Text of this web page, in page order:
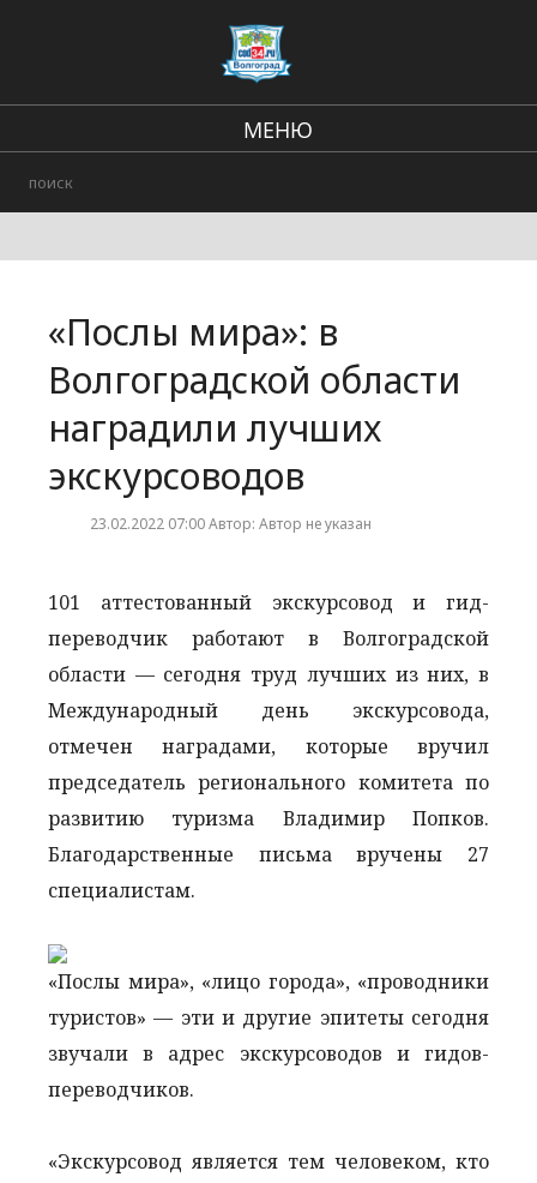
МЕНЮ
Происшествия
«Послы мира»: в
Волгоградской области
наградили лучших
экскурсоводов
23.02.2022 07:00 Автор: Автор не указан
101 аттестованный экскурсовод и гид-
переводчик работают в Волгоградской
области — сегодня труд лучших из них, в
Международный день экскурсовода,
отмечен наградами, которые вручил
председатель регионального комитета по
развитию туризма Владимир Попков.
Благодарственные письма вручены 27
специалистам.
«Послы мира», «лицо города», «проводники
туристов» — эти и другие эпитеты сегодня
звучали в адрес экскурсоводов и гидов-
переводчиков.
«Экскурсовод является тем человеком, кто